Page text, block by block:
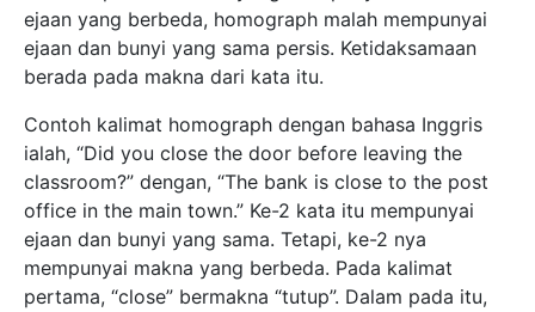
ejaan yang berbeda, homograph malah mempunyai
ejaan dan bunyi yang sama persis. Ketidaksamaan
berada pada makna dari kata itu.
Contoh kalimat homograph dengan bahasa Inggris
ialah, “Did you close the door before leaving the
classroom?” dengan, “The bank is close to the post
office in the main town.” Ke-2 kata itu mempunyai
ejaan dan bunyi yang sama. Tetapi, ke-2 nya
mempunyai makna yang berbeda. Pada kalimat
pertama, “close” bermakna “tutup”. Dalam pada itu,